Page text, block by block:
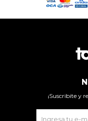
¡Suscribite y